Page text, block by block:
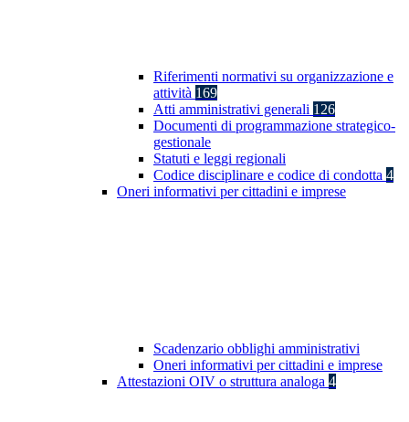
Riferimenti normativi su organizzazione e
attività 169
Atti amministrativi generali 126
Documenti di programmazione strategico-
gestionale
Statuti e leggi regionali
Codice disciplinare e codice di condotta 4
Oneri informativi per cittadini e imprese
Scadenzario obblighi amministrativi
Oneri informativi per cittadini e imprese
Attestazioni OIV o struttura analoga 4